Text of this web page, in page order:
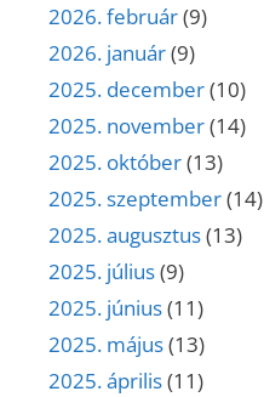
2026. február(9)
2026. január(9)
2025. december(10)
2025. november(14)
2025. október(13)
2025. szeptember(14)
2025. augusztus(13)
2025. július(9)
2025. június(11)
2025. május(13)
2025. április(11)